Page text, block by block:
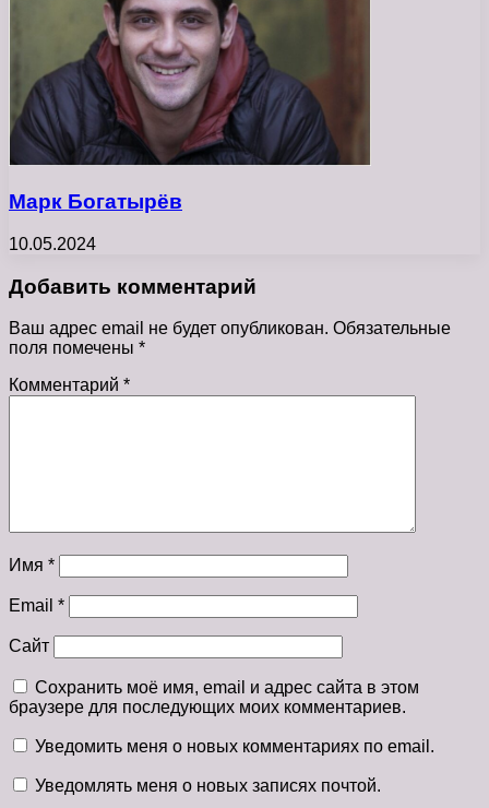
Марк Богатырёв
10.05.2024
Добавить комментарий
Ваш адрес email не будет опубликован. Обязательные
поля помечены *
Комментарий *
Имя *
Email *
Сайт
Сохранить моё имя, email и адрес сайта в этом
браузере для последующих моих комментариев.
Уведомить меня о новых комментариях по email.
Уведомлять меня о новых записях почтой.